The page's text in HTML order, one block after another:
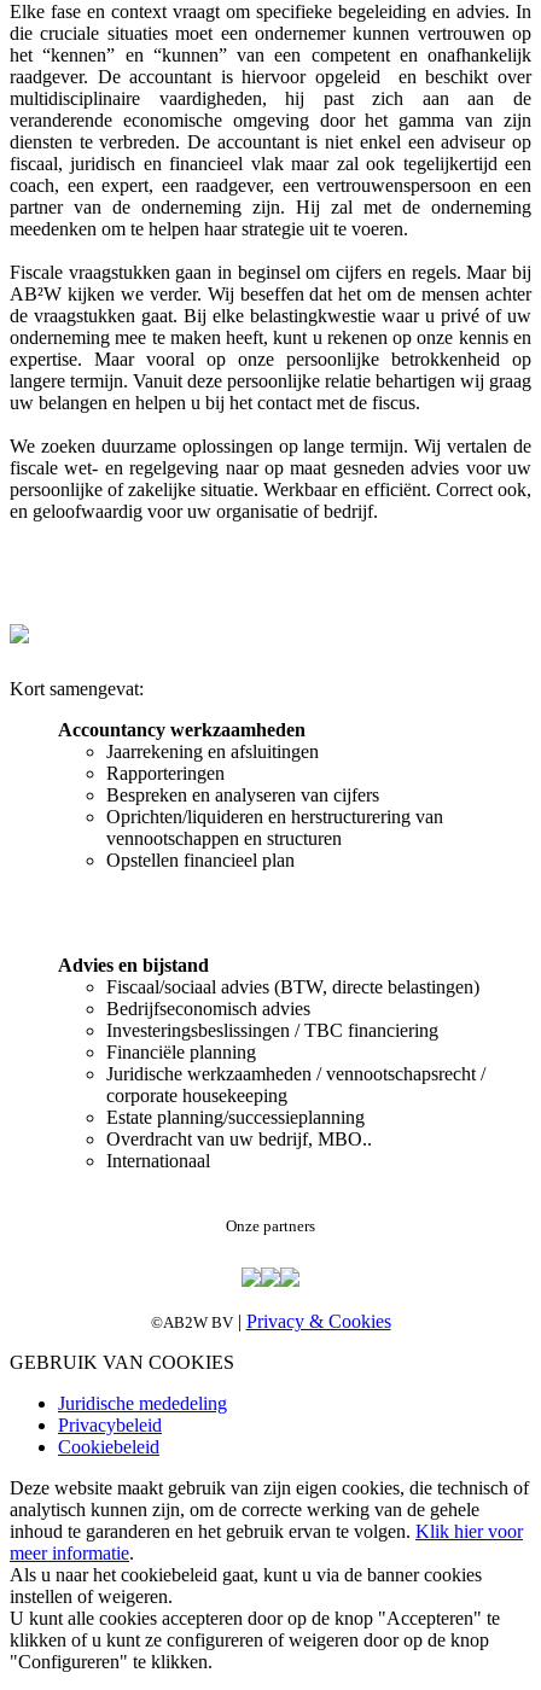
Elke fase en context vraagt om specifieke begeleiding en advies. In
die cruciale situaties moet een ondernemer kunnen vertrouwen op
het “kennen” en “kunnen” van een competent en onafhankelijk
raadgever. De accountant is hiervoor opgeleid en beschikt over
multidisciplinaire vaardigheden, hij past zich aan aan de
veranderende economische omgeving door het gamma van zijn
diensten te verbreden. De accountant is niet enkel een adviseur op
fiscaal, juridisch en financieel vlak maar zal ook tegelijkertijd een
coach, een expert, een raadgever, een vertrouwenspersoon en een
partner van de onderneming zijn. Hij zal met de onderneming
meedenken om te helpen haar strategie uit te voeren.
Fiscale vraagstukken gaan in beginsel om cijfers en regels. Maar bij
AB²W kijken we verder. Wij beseffen dat het om de mensen achter
de vraagstukken gaat. Bij elke belastingkwestie waar u privé of uw
onderneming mee te maken heeft, kunt u rekenen op onze kennis en
expertise. Maar vooral op onze persoonlijke betrokkenheid op
langere termijn. Vanuit deze persoonlijke relatie behartigen wij graag
uw belangen en helpen u bij het contact met de fiscus.
We zoeken duurzame oplossingen op lange termijn. Wij vertalen de
fiscale wet- en regelgeving naar op maat gesneden advies voor uw
persoonlijke of zakelijke situatie. Werkbaar en efficiënt. Correct ook,
en geloofwaardig voor uw organisatie of bedrijf.
Kort samengevat:
Accountancy werkzaamheden
Jaarrekening en afsluitingen
Rapporteringen
Bespreken en analyseren van cijfers
Oprichten/liquideren en herstructurering van
vennootschappen en structuren
Opstellen financieel plan
Advies en bijstand
Fiscaal/sociaal advies (BTW, directe belastingen)
Bedrijfseconomisch advies
Investeringsbeslissingen / TBC financiering
Financiële planning
Juridische werkzaamheden / vennootschapsrecht /
corporate housekeeping
Estate planning/successieplanning
Overdracht van uw bedrijf, MBO..
Internationaal
Onze partners
©AB2W BV| Privacy & Cookies
GEBRUIK VAN COOKIES
Juridische mededeling
Privacybeleid
Cookiebeleid
Deze website maakt gebruik van zijn eigen cookies, die technisch of
analytisch kunnen zijn, om de correcte werking van de gehele
inhoud te garanderen en het gebruik ervan te volgen. Klik hier voor
meer informatie.
Als u naar het cookiebeleid gaat, kunt u via de banner cookies
instellen of weigeren.
U kunt alle cookies accepteren door op de knop "Accepteren" te
klikken of u kunt ze configureren of weigeren door op de knop
"Configureren" te klikken.